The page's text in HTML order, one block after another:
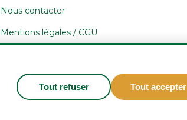
Nous contacter
Mentions légales / CGU
Tout refuser Tout accepter